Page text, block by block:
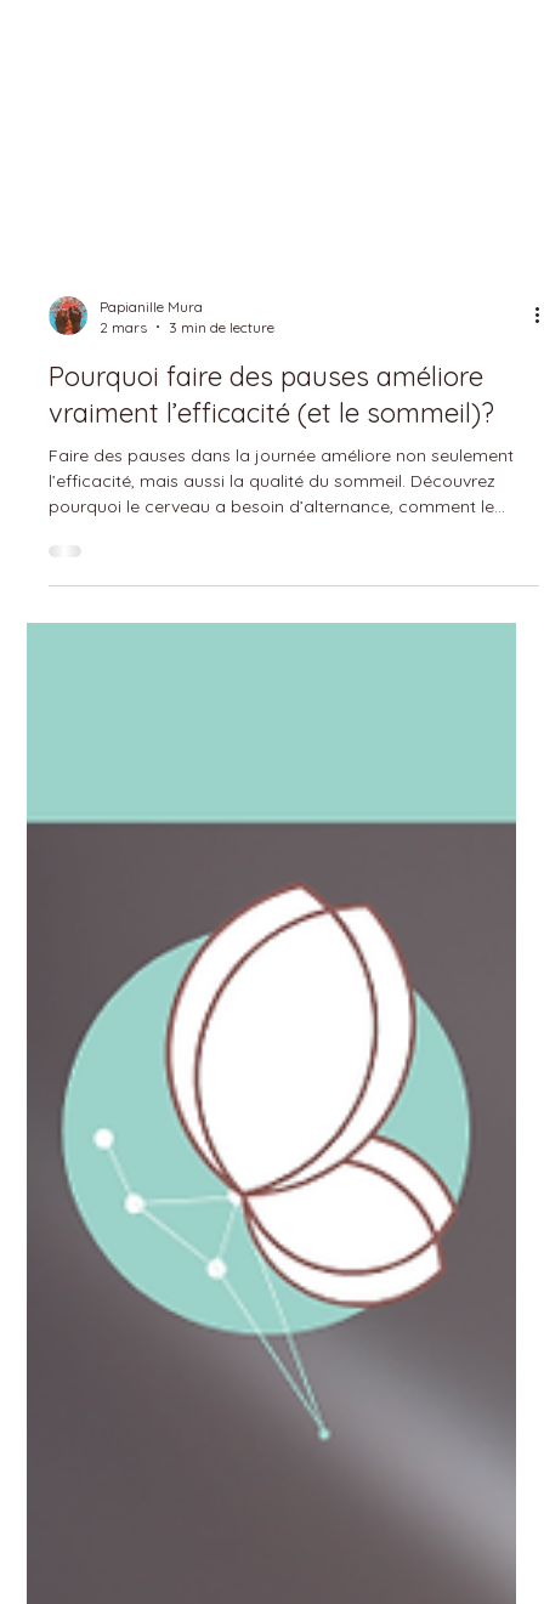
Papianille Mura
2 mars
3 min de lecture
Pourquoi faire des pauses améliore
vraiment l’efficacité (et le sommeil)?
Faire des pauses dans la journée améliore non seulement
l’efficacité, mais aussi la qualité du sommeil. Découvrez